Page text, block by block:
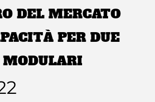
DEL MERCATO
PER DUE
MODULARI